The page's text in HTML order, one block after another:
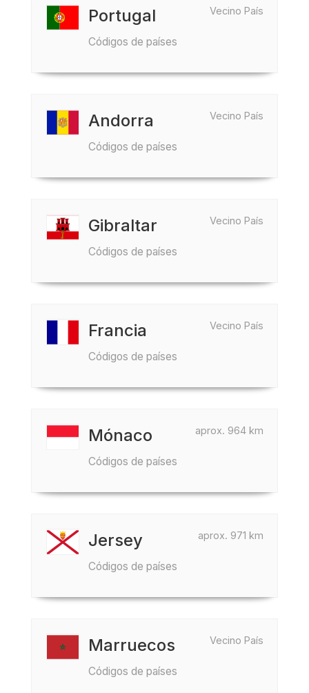
Vecino País
Portugal
Códigos de países
Vecino País
Andorra
Códigos de países
Vecino País
Gibraltar
Códigos de países
Vecino País
Francia
Códigos de países
aprox. 964 km
Mónaco
Códigos de países
aprox. 971 km
Jersey
Códigos de países
Vecino País
Marruecos
Códigos de países